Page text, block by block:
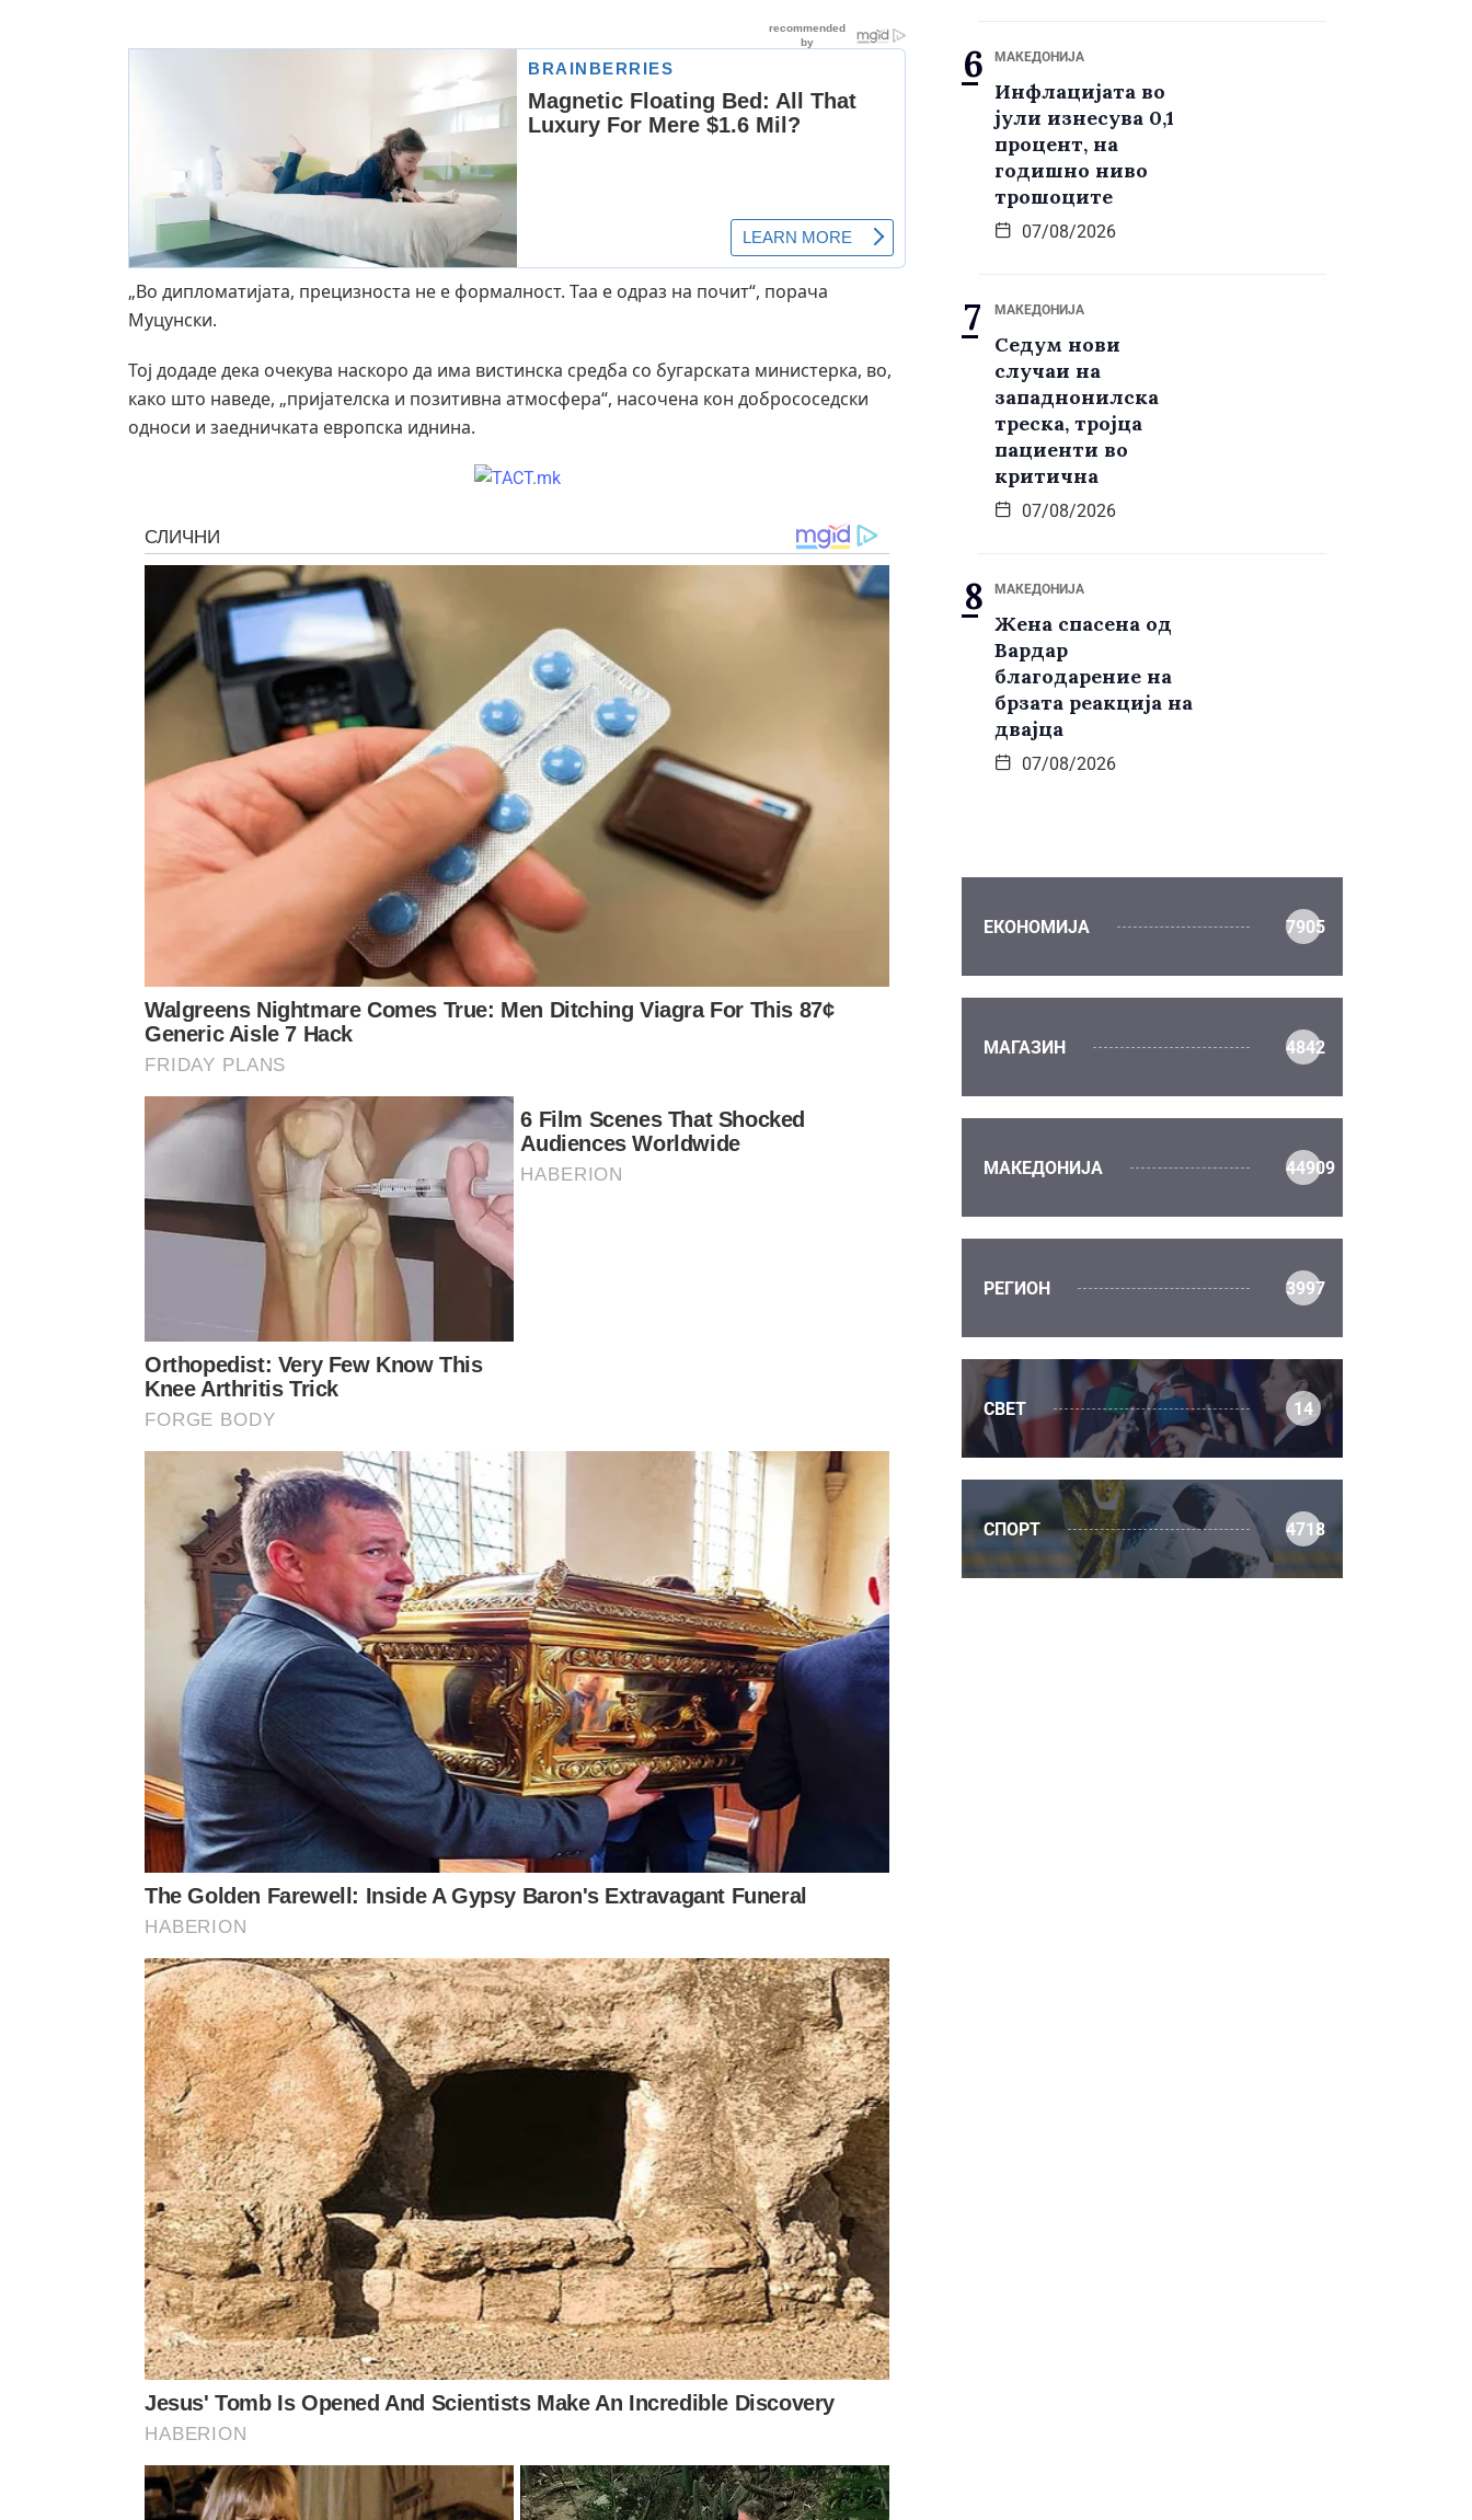
„Во дипломатијата, прецизноста не е формалност. Таа е одраз на почит“, порача
Муцунски.
Тој додаде дека очекува наскоро да има вистинска средба со бугарската министерка, во,
како што наведе, „пријателска и позитивна атмосфера“, насочена кон добрососедски
односи и заедничката европска иднина.
МАКЕДОНИЈА
Инфлацијата во
јули изнесува 0,1
процент, на
годишно ниво
трошоците
07/08/2026
МАКЕДОНИЈА
Седум нови
случаи на
западнонилска
треска, тројца
пациенти во
критична
07/08/2026
МАКЕДОНИЈА
Жена спасена од
Вардар
благодарение на
брзата реакција на
двајца
07/08/2026
ЕКОНОМИЈА 7905
МАГАЗИН 4842
МАКЕДОНИЈА 44909
РЕГИОН 3997
СВЕТ 14
СПОРТ 4718